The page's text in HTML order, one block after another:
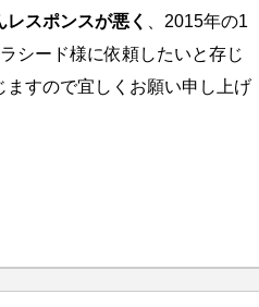
レスポンスが悪く
、2015年の1
シード様に依頼したいと存じ
ますので宜しくお願い申し上げ